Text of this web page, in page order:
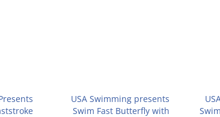
USA Swimming presents
Swim Fast Butterfly with